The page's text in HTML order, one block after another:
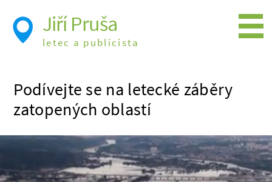
Podívejte se na letecké záběry
zatopených oblastí
Jiří Pruša
letec a publicista
Foto
Videa
Expedice
Moje knížky